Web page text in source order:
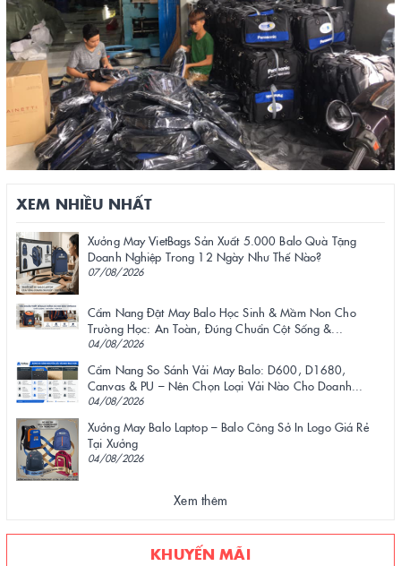
XEM NHIỀU NHẤT
Xưởng May VietBags Sản Xuất 5.000 Balo Quà Tặng
Doanh Nghiệp Trong 12 Ngày Như Thế Nào?
07/08/2026
Cẩm Nang Đặt May Balo Học Sinh & Mầm Non Cho
Trường Học: An Toàn, Đúng Chuẩn Cột Sống &...
04/08/2026
Cẩm Nang So Sánh Vải May Balo: D600, D1680,
Canvas & PU – Nên Chọn Loại Vải Nào Cho Doanh...
04/08/2026
Xưởng May Balo Laptop – Balo Công Sở In Logo Giá Rẻ
Tại Xưởng
04/08/2026
Xem thêm
KHUYẾN MÃI